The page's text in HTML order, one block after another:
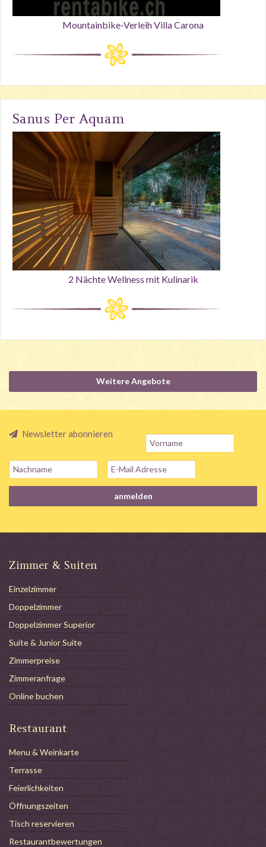
Mountainbike-Verleih Villa Carona
Sanus Per Aquam
2 Nächte Wellness mit Kulinarik
Weitere Angebote
Newsletter abonnieren
Zimmer & Suiten
Einzelzimmer
Doppelzimmer
Doppelzimmer Superior
Suite & Junior Suite
Zimmerpreise
Zimmeranfrage
Online buchen
Restaurant
Menu & Weinkarte
Terrasse
Feierlichkeiten
Öffnungszeiten
Tisch reservieren
Restaurantbewertungen